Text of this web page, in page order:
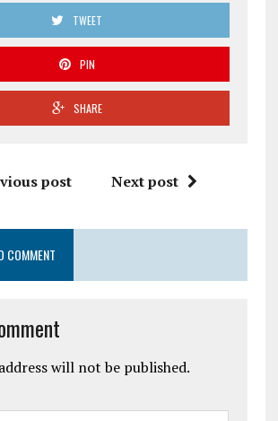
TWEET
PIN
SHARE
post Next post
COMMENT
will not be published.